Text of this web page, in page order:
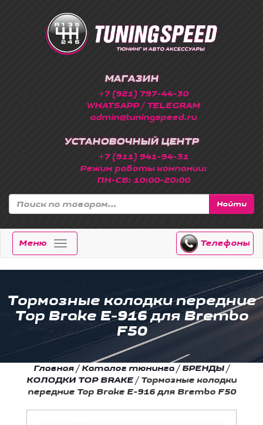
МАГАЗИН
+7 (921) 797-44-30
WHATSAPP / TELEGRAM
admin@tuningspeed.ru
УСТАНОВОЧНЫЙ ЦЕНТР
+7 (911) 941-94-31
Режим работы компании:
ПН-СБ: 10:00-20:00
Найти
Меню Телефоны
Тормозные колодки передние
Top Brake E-916 для Brembo
F50
Главная /Каталог тюнинга /БРЕНДЫ /
КОЛОДКИ TOP BRAKE /Тормозные колодки
передние Top Brake E-916 для Brembo F50